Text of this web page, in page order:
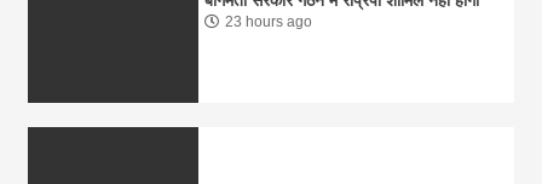
23 hours ago